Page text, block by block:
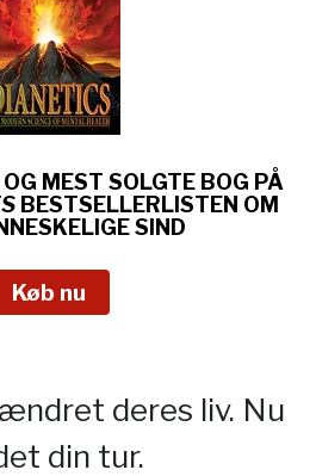
MEST SOLGTE BOG PÅ
BESTSELLERLISTEN OM
SIND
Køb nu
deres liv. Nu
din tur.